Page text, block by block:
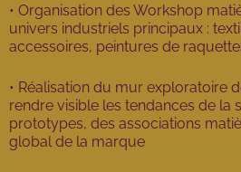
• Organisation des Workshop
univers industriels principaux :
accessoires, peintures de
• Réalisation du mur exploratoire
rendre visible les tendances de la
prototypes, des associations
global de la marque